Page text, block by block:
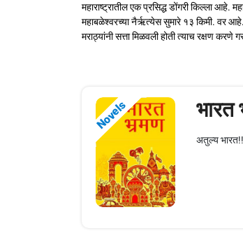
महाराष्ट्रातील एक प्रसिद्ध डोंगरी किल्ला आहे.
महाबळेश्वरच्या नैर्ऋत्येस सुमारे १३ किमी. वर आहे.
मराठ्यांनी सत्ता मिळवली होती त्याच रक्षण करणे
Novels भारत
अतुल्य